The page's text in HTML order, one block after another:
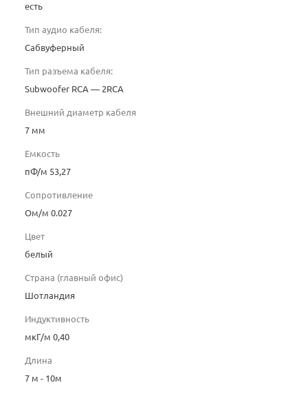
есть
Тип аудио кабеля:
Сабвуферный
Тип разъема кабеля:
Subwoofer RCA — 2RCA
Внешний диаметр кабеля
7 мм
Емкость
пФ/м 53,27
Сопротивление
Ом/м 0.027
Цвет
белый
Страна (главный офис)
Шотландия
Индуктивность
мкГ/м 0,40
Длина
7 м - 10м